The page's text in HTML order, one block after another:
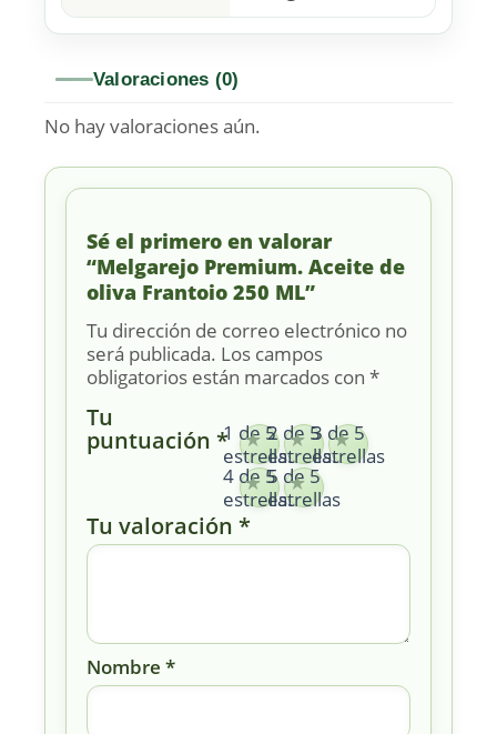
Valoraciones (0)
No hay valoraciones aún.
Sé el primero en valorar
“Melgarejo Premium. Aceite de
oliva Frantoio 250 ML”
Tu dirección de correo electrónico no
será publicada. Los campos
obligatorios están marcados con *
Tu
puntuación *1 de 5
estrellas
2 de 5
estrellas
3 de 5
estrellas
4 de 5
estrellas
5 de 5
estrellas
Tu valoración *
Nombre *